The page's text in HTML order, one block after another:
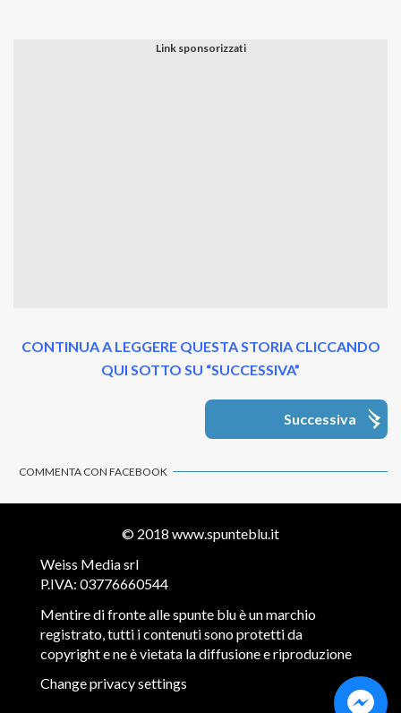
CONTINUA A LEGGERE QUESTA STORIA CLICCANDO
QUI SOTTO SU “SUCCESSIVA”
Successiva
COMMENTA CON FACEBOOK
© 2018 www.spunteblu.it
Weiss Media srl
P.IVA: 03776660544
Mentire di fronte alle spunte blu è un marchio
registrato, tutti i contenuti sono protetti da
copyright e ne è vietata la diffusione e riproduzione
Change privacy settings